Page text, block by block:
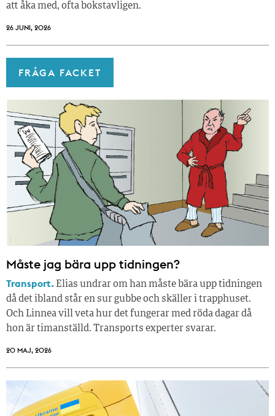
att åka med, ofta bokstavligen.
26 JUNI, 2026
FRÅGA FACKET
Måste jag bära upp tidningen?
Transport. Elias undrar om han måste bära upp tidningen
då det ibland står en sur gubbe och skäller i trapphuset.
Och Linnea vill veta hur det fungerar med röda dagar då
hon är timanställd. Transports experter svarar.
20 MAJ, 2026